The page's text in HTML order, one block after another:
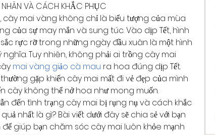
NHÂN VÀ CÁCH KHẮC PHỤC
cây mai vàng không chỉ là biểu tượng của mùa
của sự may mắn và sung túc. Vào dịp Tết, hình
rực rỡ trong những ngày đầu xuân là một hình
Tuy nhiên, không phải ai trồng cây mai
mai vàng giảo cà mau ra hoa đúng dịp Tết.
gặp khiến cây mai mất đi vẻ đẹp của mình
cây không thể nở hoa như mong muốn.
đến tình trạng cây mai bị rụng nụ và cách khắc
nhất là gì? Bài viết dưới đây sẽ chia sẻ với bạn
giúp bạn chăm sóc cây mai luôn khỏe mạnh